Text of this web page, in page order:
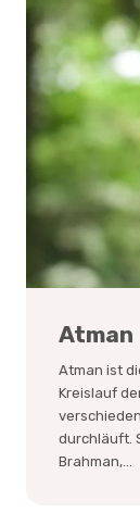
Atman
Atman ist
Kreislauf
durchläuft.
Brahman,...